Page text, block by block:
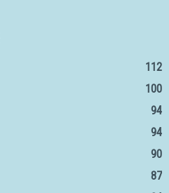
112
100
94
94
90
87